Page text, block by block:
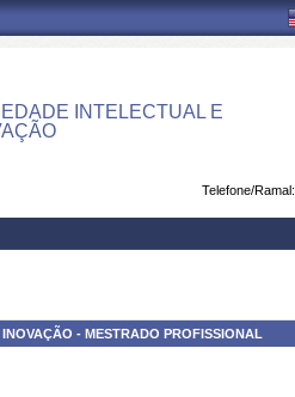
INTELECTUAL E
Telefone/Ramal:
- MESTRADO PROFISSIONAL